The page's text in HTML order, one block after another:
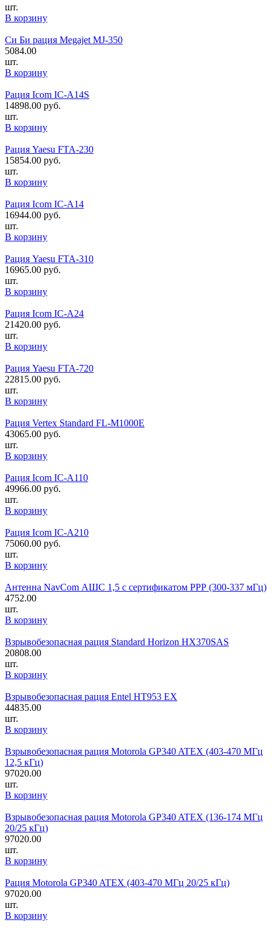
шт.
В корзину
Си Би рация Megajet MJ-350
5084.00
шт.
В корзину
Рация Icom IC-A14S
14898.00 руб.
шт.
В корзину
Рация Yaesu FTA-230
15854.00 руб.
шт.
В корзину
Рация Icom IC-A14
16944.00 руб.
шт.
В корзину
Рация Yaesu FTA-310
16965.00 руб.
шт.
В корзину
Рация Icom IC-A24
21420.00 руб.
шт.
В корзину
Рация Yaesu FTA-720
22815.00 руб.
шт.
В корзину
Рация Vertex Standard FL-M1000E
43065.00 руб.
шт.
В корзину
Рация Icom IC-A110
49966.00 руб.
шт.
В корзину
Рация Icom IC-A210
75060.00 руб.
шт.
В корзину
Антенна NavCom АШС 1,5 с сертификатом РРР (300-337 мГц)
4752.00
шт.
В корзину
Взрывобезопасная рация Standard Horizon HX370SAS
20808.00
шт.
В корзину
Взрывобезопасная рация Entel HT953 EX
44835.00
шт.
В корзину
Взрывобезопасная рация Motorola GP340 ATEX (403-470 МГц
12,5 кГц)
97020.00
шт.
В корзину
Взрывобезопасная рация Motorola GP340 ATEX (136-174 МГц
20/25 кГц)
97020.00
шт.
В корзину
Рация Motorola GP340 ATEX (403-470 МГц 20/25 кГц)
97020.00
шт.
В корзину